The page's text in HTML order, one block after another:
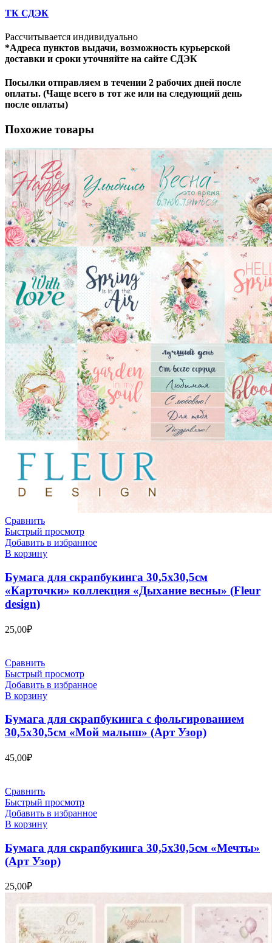
ТК СДЭК
Рассчитывается индивидуально
*Адреса пунктов выдачи, возможность курьерской
доставки и сроки уточняйте на сайте СДЭК
Посылки отправляем в течении 2 рабочих дней после
оплаты. (Чаще всего в тот же или на следующий день
после оплаты)
Похожие товары
Сравнить
Быстрый просмотр
Добавить в избранное
В корзину
Бумага для скрапбукинга 30,5х30,5см
«Карточки» коллекция «Дыхание весны» (Fleur
design)
25,00₽
Сравнить
Быстрый просмотр
Добавить в избранное
В корзину
Бумага для скрапбукинга с фольгированием
30,5х30,5см «Мой малыш» (Арт Узор)
45,00₽
Сравнить
Быстрый просмотр
Добавить в избранное
В корзину
Бумага для скрапбукинга 30,5х30,5см «Мечты»
(Арт Узор)
25,00₽